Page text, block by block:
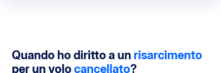
Quando ho diritto a un risarcimento
per un volocancellato?